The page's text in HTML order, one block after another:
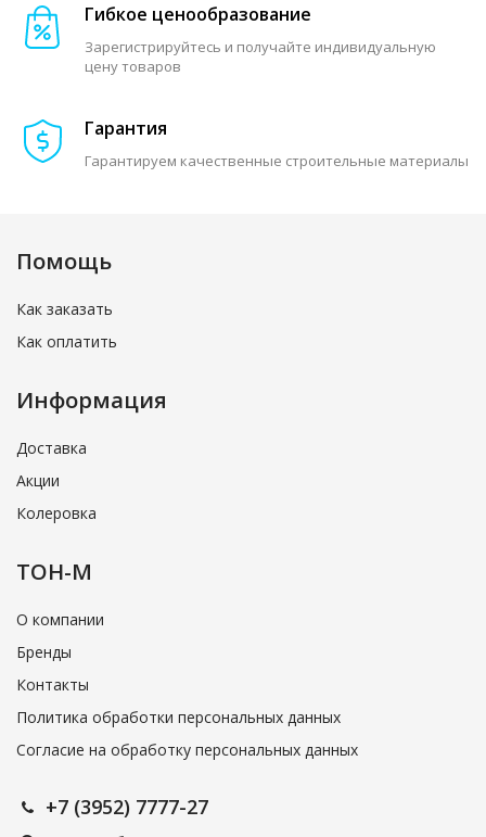
Гибкое ценообразование
Зарегистрируйтесь и получайте индивидуальную
цену товаров
Гарантия
Гарантируем качественные строительные материалы
Помощь
Как заказать
Как оплатить
Информация
Доставка
Акции
Колеровка
ТОН-М
О компании
Бренды
Контакты
Политика обработки персональных данных
Согласие на обработку персональных данных
+7 (3952) 7777-27